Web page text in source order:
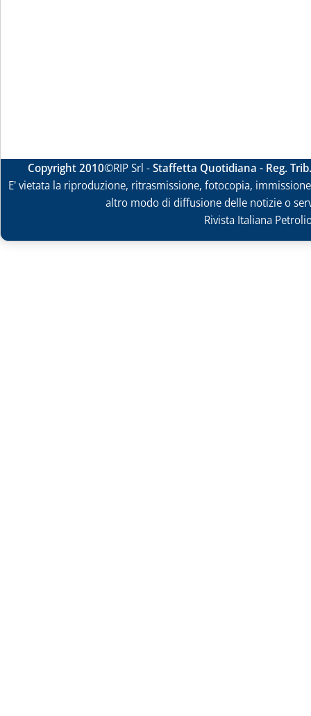
Copyright 2010©RIP Srl -Staffetta Quotidiana - Reg.
E' vietata la riproduzione, ritrasmissione, fotocopia,
altro modo di diffusione delle notizie o
Rivista Italiana